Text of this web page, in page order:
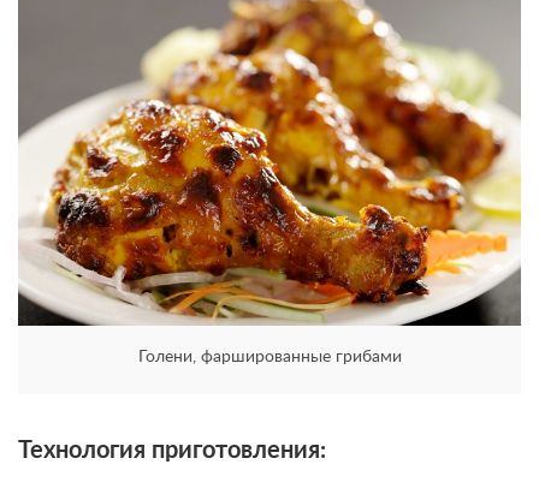
Голени, фаршированные грибами
Технология приготовления: